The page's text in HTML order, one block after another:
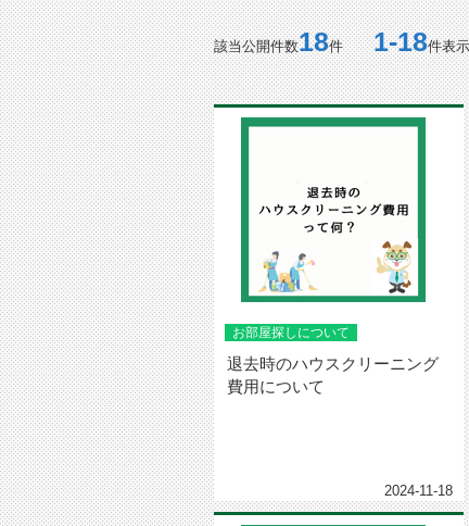
該当公開件数18件1-18件表示
お部屋探しについて
退去時のハウスクリーニング
費用について
2024-11-18